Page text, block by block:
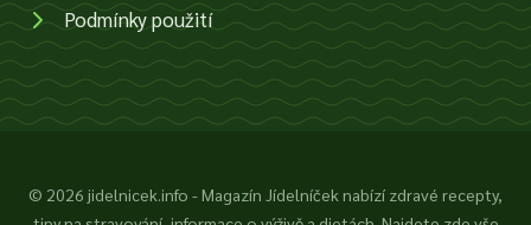
Podmínky použití
© 2026 jidelnicek.info - Magazín Jídelníček nabízí zdravé recepty,